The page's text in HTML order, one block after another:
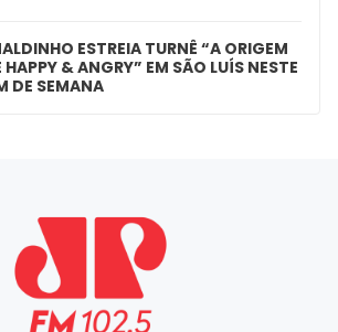
ESTREIA TURNÊ “A ORIGEM
HAPPY & ANGRY” EM SÃO LUÍS NESTE
DE SEMANA